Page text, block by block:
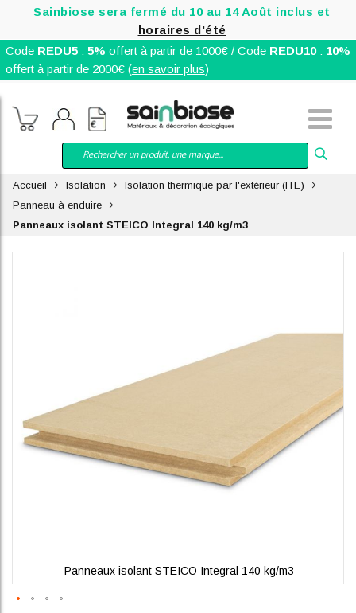
Sainbiose sera fermé du 10 au 14 Août inclus et
horaires d'été
Code REDU5: 5% offert à partir de 1000€ / Code REDU10: 10%
offert à partir de 2000€ (en savoir plus)
Accueil Isolation
Isolation thermique par l'extérieur (ITE)
Panneau à enduire
Panneaux isolant STEICO Integral 140 kg/m3
Panneaux isolant STEICO Integral 140 kg/m3